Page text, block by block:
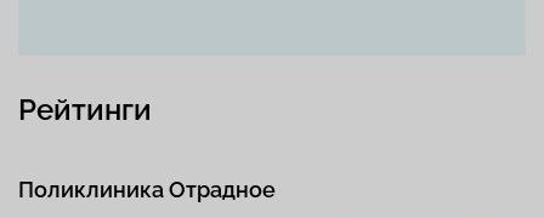
Рейтинги
Поликлиника Отрадное